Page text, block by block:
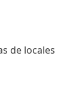
de locales